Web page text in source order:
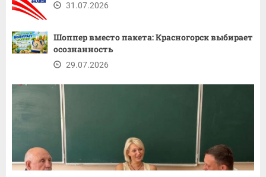
31.07.2026
Шоппер вместо пакета: Красногорск выбирает
осознанность
29.07.2026